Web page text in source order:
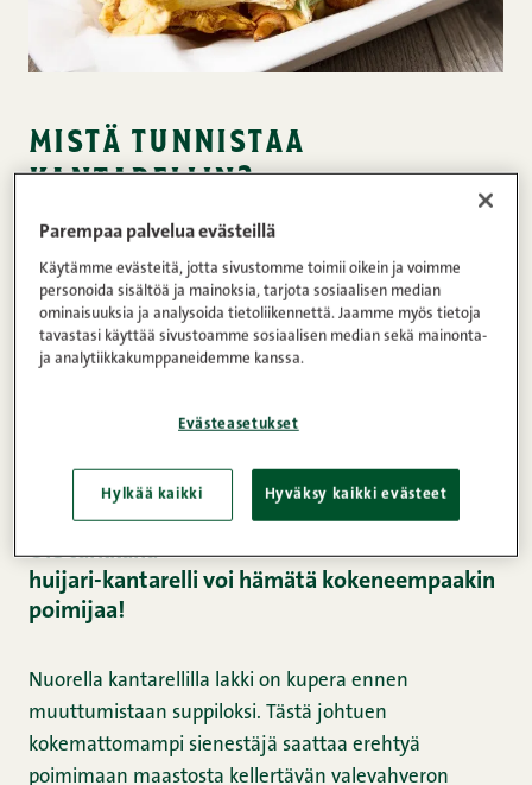
mistä tunnistaa
kantarellin?
keltavahverona, on monelle tuttu ja sen
tunnistaminen käy helposti: kantarellin muoto on
suppilomainen ja alapuoli poimuttunut tiiviisti.
useimmiten se, mikä paljastaa metsän vihreydessä
on tavallisesti karikkeista sekametsää.
Ole tarkkana –
huijari-kantarelli voi hämätä kokeneempaakin
poimijaa!
Nuorella kantarellilla lakki on kupera ennen
muuttumistaan suppiloksi. Tästä johtuen
kokemattomampi sienestäjä saattaa erehtyä
poimimaan maastosta kellertävän valevahveron
Parempaa palvelua evästeillä
Käytämme evästeitä, jotta sivustomme toimii oikein ja voimme
personoida sisältöä ja mainoksia, tarjota sosiaalisen median
ominaisuuksia ja analysoida tietoliikennettä. Jaamme myös tietoja
tavastasi käyttää sivustoamme sosiaalisen median sekä mainonta-
ja analytiikkakumppaneidemme kanssa.
Evästeasetukset
Hylkää kaikki Hyväksy kaikki evästeet